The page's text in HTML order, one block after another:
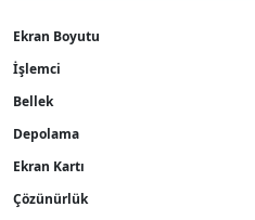
Ekran Boyutu
İşlemci
Bellek
Depolama
Ekran Kartı
Çözünürlük